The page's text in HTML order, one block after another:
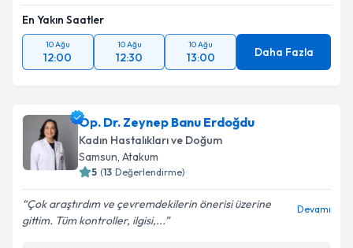
Takvim Talebini Gönder
En Yakın Saatler
10 Ağu
12:00
10 Ağu
12:30
10 Ağu
13:00 Daha Fazla
Op. Dr. Zeynep Banu Erdoğdu
Kadın Hastalıkları ve Doğum
Samsun, Atakum
5 (13 Değerlendirme)
Çok araştırdım ve çevremdekilerin önerisi üzerine
gittim. Tüm kontroller, ilgisi,...
Devamı